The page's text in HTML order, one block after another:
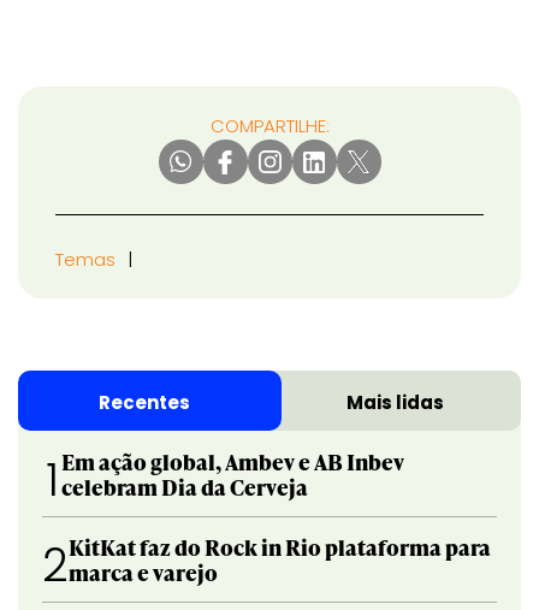
COMPARTILHE:
Temas
Recentes Mais lidas
1 Em ação global, Ambev e AB Inbev
celebram Dia da Cerveja
2KitKat faz do Rock in Rio plataforma para
marca e varejo